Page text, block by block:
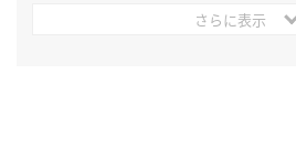
さらに表示